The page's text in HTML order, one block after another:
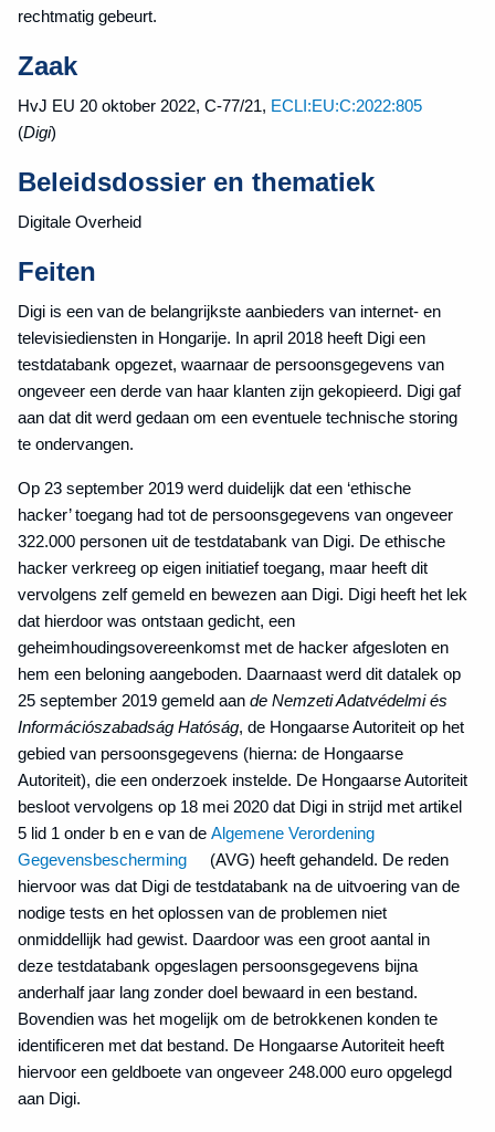
rechtmatig gebeurt.
Zaak
HvJ EU 20 oktober 2022, C‑77/21, ECLI:EU:C:2022:805
(Digi)
Beleidsdossier en thematiek
Digitale Overheid
Feiten
Digi is een van de belangrijkste aanbieders van internet- en
televisiediensten in Hongarije. In april 2018 heeft Digi een
testdatabank opgezet, waarnaar de persoonsgegevens van
ongeveer een derde van haar klanten zijn gekopieerd. Digi gaf
aan dat dit werd gedaan om een eventuele technische storing
te ondervangen.
Op 23 september 2019 werd duidelijk dat een ‘ethische
hacker’ toegang had tot de persoonsgegevens van ongeveer
322.000 personen uit de testdatabank van Digi. De ethische
hacker verkreeg op eigen initiatief toegang, maar heeft dit
vervolgens zelf gemeld en bewezen aan Digi. Digi heeft het lek
dat hierdoor was ontstaan gedicht, een
geheimhoudingsovereenkomst met de hacker afgesloten en
hem een beloning aangeboden. Daarnaast werd dit datalek op
25 september 2019 gemeld aan de Nemzeti Adatvédelmi és
Információszabadság Hatóság, de Hongaarse Autoriteit op het
gebied van persoonsgegevens (hierna: de Hongaarse
Autoriteit), die een onderzoek instelde. De Hongaarse Autoriteit
besloot vervolgens op 18 mei 2020 dat Digi in strijd met artikel
5 lid 1 onder b en e van de Algemene Verordening
Gegevensbescherming
(AVG) heeft gehandeld. De reden
hiervoor was dat Digi de testdatabank na de uitvoering van de
nodige tests en het oplossen van de problemen niet
onmiddellijk had gewist. Daardoor was een groot aantal in
deze testdatabank opgeslagen persoonsgegevens bijna
anderhalf jaar lang zonder doel bewaard in een bestand.
Bovendien was het mogelijk om de betrokkenen konden te
identificeren met dat bestand. De Hongaarse Autoriteit heeft
hiervoor een geldboete van ongeveer 248.000 euro opgelegd
aan Digi.